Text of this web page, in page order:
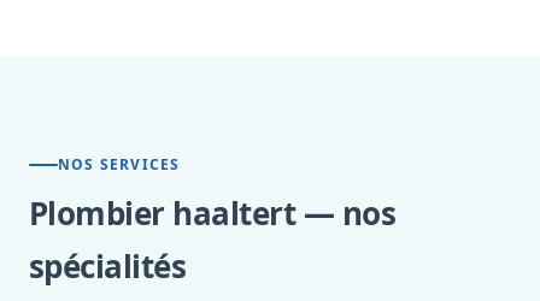
NOS SERVICES
Plombier haaltert — nos
spécialités